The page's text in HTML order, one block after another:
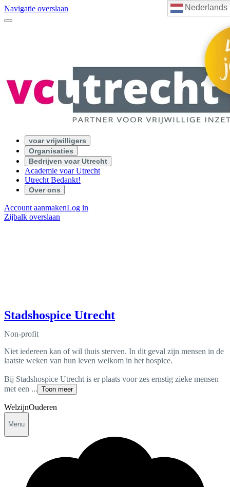
Nederlands
Navigatie overslaan
voar vrijwilligers
Organisaties
Bedrijven voar Utrecht
Academie voar Utrecht
Utrecht Bedankt!
Over ons
Account aanmakenLog in
Zijbalk overslaan
Stadshospice Utrecht
Non-profit
Niet iedereen kan of wil thuis sterven. In dit geval zijn mensen in de
laatste weken van hun leven welkom in het hospice.
Bij Stadshospice Utrecht is er plaats voor zes ernstig zieke mensen
met een ... Toon meer
WelzijnOuderen
Menu